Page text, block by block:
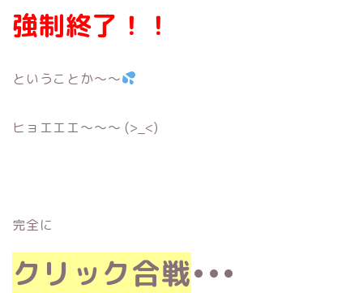
強制終了！！
ということか〜〜
ヒョエエエ〜〜〜 (>_<)
完全に
クリック合戦•••